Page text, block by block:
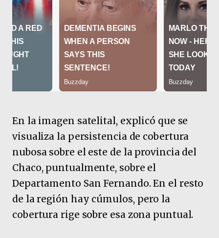
En la imagen satelital, explicó que se
visualiza la persistencia de cobertura
nubosa sobre el este de la provincia del
Chaco, puntualmente, sobre el
Departamento San Fernando. En el resto
de la región hay cúmulos, pero la
cobertura rige sobre esa zona puntual.